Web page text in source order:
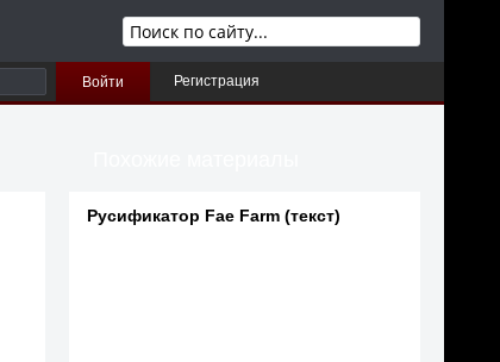
Войти Регистрация
Русификатор Fae Farm (текст)